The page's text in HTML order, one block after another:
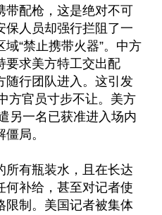
带配枪，这是绝对不可
保人员却强行拦阻了一
“禁止携带火器”。中方
要求美方特工交出配
随行团队进入。这引发
方官员寸步不让。美方
另一名已获准进入场内
僵局。
所有瓶装水，且在长达
何补给，甚至对记者使
限制。美国记者被集体